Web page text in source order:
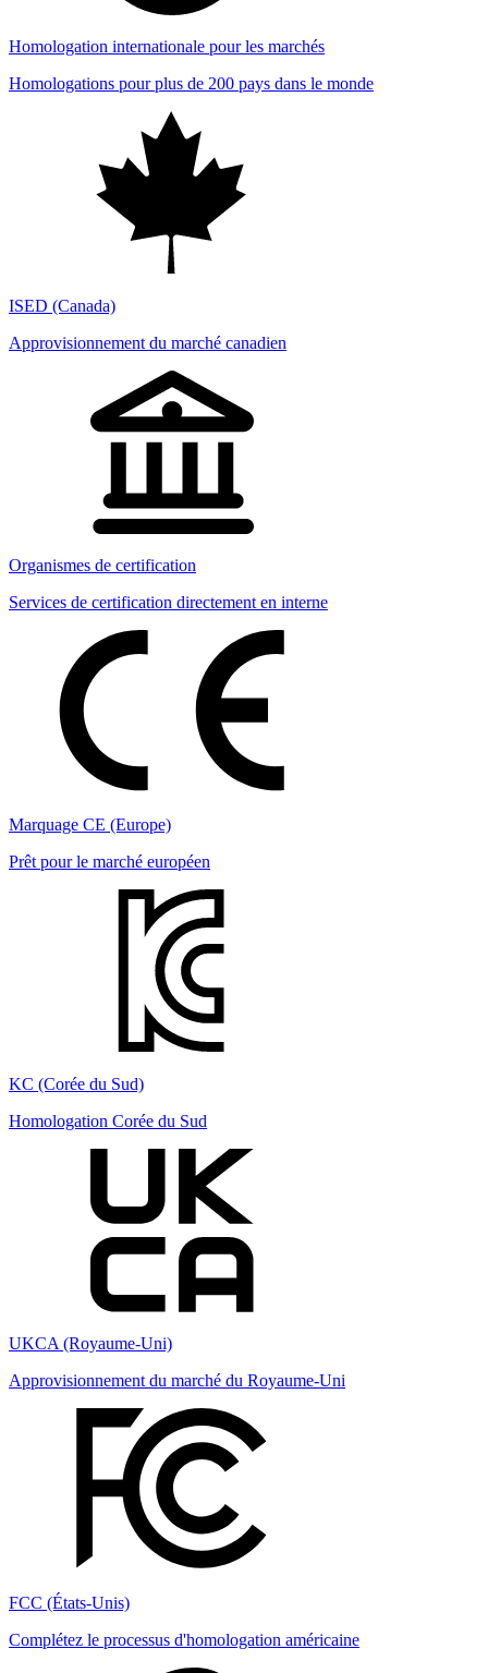
Homologation internationale pour les marchés
Homologations pour plus de 200 pays dans le monde
ISED (Canada)
Approvisionnement du marché canadien
Organismes de certification
Services de certification directement en interne
Marquage CE (Europe)
Prêt pour le marché européen
KC (Corée du Sud)
Homologation Corée du Sud
UKCA (Royaume-Uni)
Approvisionnement du marché du Royaume-Uni
FCC (États-Unis)
Complétez le processus d'homologation américaine